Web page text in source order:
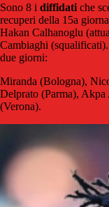
Sono 8 i diffidati che
recuperi della 15a
Hakan Calhanoglu
Cambiaghi
due giorni:
Miranda (Bologna),
Delprato (Parma),
(Verona).